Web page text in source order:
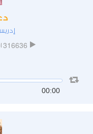
316636
00:00